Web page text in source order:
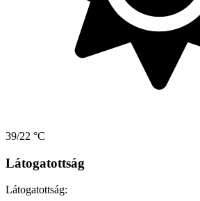
39/22 °C
Látogatottság
Látogatottság: